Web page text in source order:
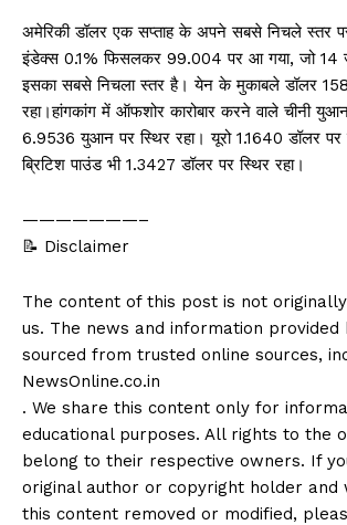
अमेरिकी डॉलर एक सप्ताह के अपने सबसे निचले स्तर
इंडेक्स 0.1% फिसलकर 99.004 पर आ गया, जो 14
इसका सबसे निचला स्तर है। येन के मुकाबले डॉलर
रहा।हांगकांग में ऑफशोर कारोबार करने वाले चीनी
6.9536 युआन पर स्थिर रहा। यूरो 1.1640 डॉलर पर
ब्रिटिश पाउंड भी 1.3427 डॉलर पर स्थिर रहा।
———————–
📝 Disclaimer
The content of this post is not
us. The news and information provided
sourced from trusted online sources,
NewsOnline.co.in
. We share this content only for
educational purposes. All rights to the
belong to their respective owners. If
original author or copyright holder and
this content removed or modified,